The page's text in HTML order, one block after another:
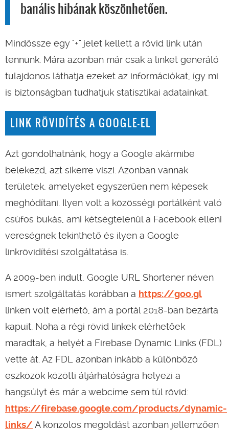
banális hibának köszönhetően.
Mindössze egy "+" jelet kellett a rövid link után
tennünk. Mára azonban már csak a linket generáló
tulajdonos láthatja ezeket az információkat, így mi
is biztonságban tudhatjuk statisztikai adatainkat.
LINK RÖVIDÍTÉS A GOOGLE-EL
Azt gondolhatnánk, hogy a Google akármibe
belekezd, azt sikerre viszi. Azonban vannak
területek, amelyeket egyszerűen nem képesek
meghódítani. Ilyen volt a közösségi portálként való
csúfos bukás, ami kétségtelenül a Facebook elleni
vereségnek tekinthető és ilyen a Google
linkrövidítési szolgáltatása is.
A 2009-ben indult, Google URL Shortener néven
ismert szolgáltatás korábban a https://goo.gl
linken volt elérhető, ám a portál 2018-ban bezárta
kapuit. Noha a régi rövid linkek elérhetőek
maradtak, a helyét a Firebase Dynamic Links (FDL)
vette át. Az FDL azonban inkább a különböző
eszközök közötti átjárhatóságra helyezi a
hangsúlyt és már a webcíme sem túl rövid:
https://firebase.google.com/products/dynamic-
links/ A konzolos megoldást azonban jellemzően